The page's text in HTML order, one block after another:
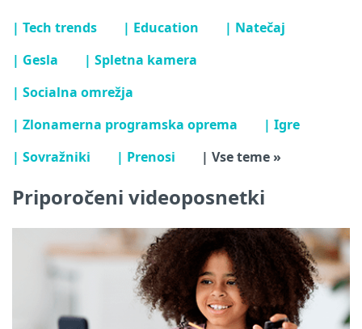
| Tech trends | Education
| Natečaj
| Gesla
| Spletna kamera
| Socialna omrežja
| Zlonamerna programska oprema
| Igre
| Sovražniki
| Prenosi | Vse teme »
Priporočeni videoposnetki